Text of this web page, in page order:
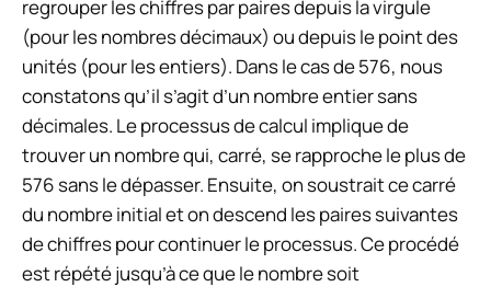
regrouper les chiffres par paires depuis la virgule
(pour les nombres décimaux) ou depuis le point des
unités (pour les entiers). Dans le cas de 576, nous
constatons qu’il s’agit d’un nombre entier sans
décimales. Le processus de calcul implique de
trouver un nombre qui, carré, se rapproche le plus de
576 sans le dépasser. Ensuite, on soustrait ce carré
du nombre initial et on descend les paires suivantes
de chiffres pour continuer le processus. Ce procédé
est répété jusqu’à ce que le nombre soit